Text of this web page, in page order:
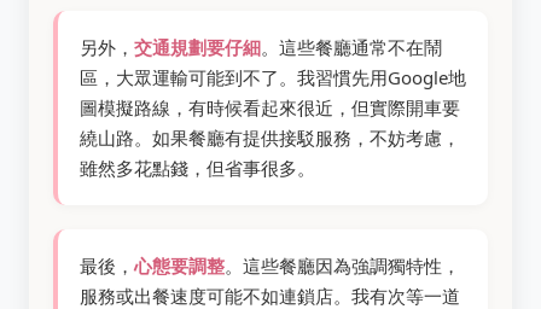
另外， 交通規劃要仔細。這些餐廳通常不在鬧
區，大眾運輸可能到不了。我習慣先用Google地
圖模擬路線，有時候看起來很近，但實際開車要
繞山路。如果餐廳有提供接駁服務，不妨考慮，
雖然多花點錢，但省事很多。
最後， 心態要調整。這些餐廳因為強調獨特性，
服務或出餐速度可能不如連鎖店。我有次等一道